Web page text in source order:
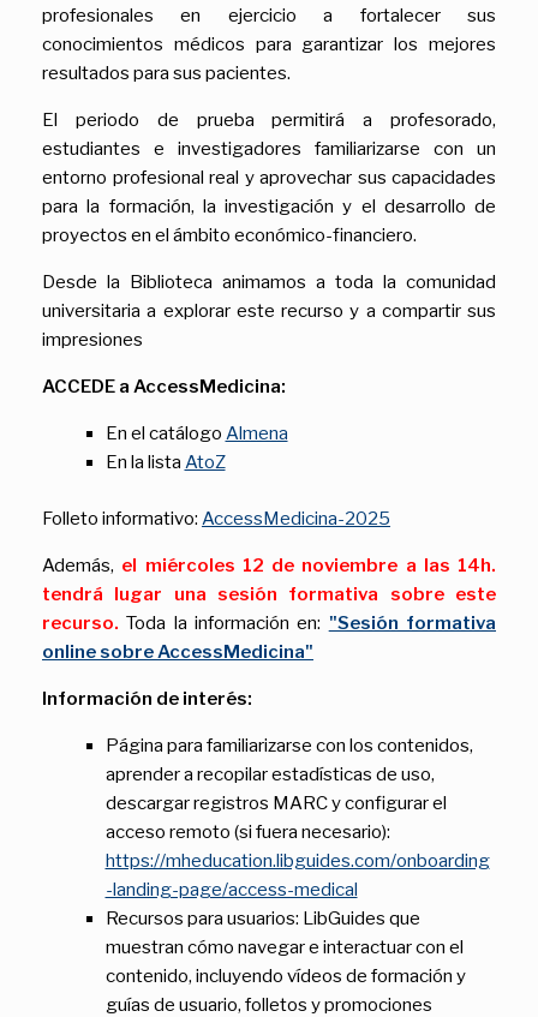
profesionales en ejercicio a fortalecer sus
conocimientos médicos para garantizar los mejores
resultados para sus pacientes.
El periodo de prueba permitirá a profesorado,
estudiantes e investigadores familiarizarse con un
entorno profesional real y aprovechar sus capacidades
para la formación, la investigación y el desarrollo de
proyectos en el ámbito económico-financiero.
Desde la Biblioteca animamos a toda la comunidad
universitaria a explorar este recurso y a compartir sus
impresiones
ACCEDE a AccessMedicina:
En el catálogo Almena
En la lista AtoZ
Folleto informativo: AccessMedicina-2025
Además, el miércoles 12 de noviembre a las 14h.
tendrá lugar una sesión formativa sobre este
recurso. Toda la información en: "Sesión formativa
online sobre AccessMedicina"
Información de interés:
Página para familiarizarse con los contenidos,
aprender a recopilar estadísticas de uso,
descargar registros MARC y configurar el
acceso remoto (si fuera necesario):
https://mheducation.libguides.com/onboarding
-landing-page/access-medical
Recursos para usuarios: LibGuides que
muestran cómo navegar e interactuar con el
contenido, incluyendo vídeos de formación y
guías de usuario, folletos y promociones